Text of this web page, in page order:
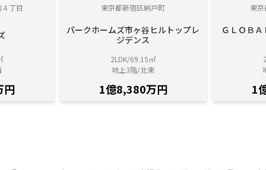
丁目
円
東京都新宿区納戸町
パークホームズ市ヶ谷ヒルトップレ
ジデンス
2LDK/69.15㎡
地上3階/北東
1億8,380万円
東
ＧＬＯＢ
1